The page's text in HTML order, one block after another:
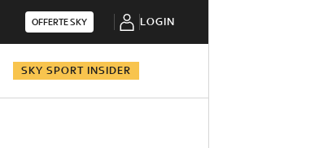
OFFERTE SKY LOGIN
SKY SPORT INSIDER